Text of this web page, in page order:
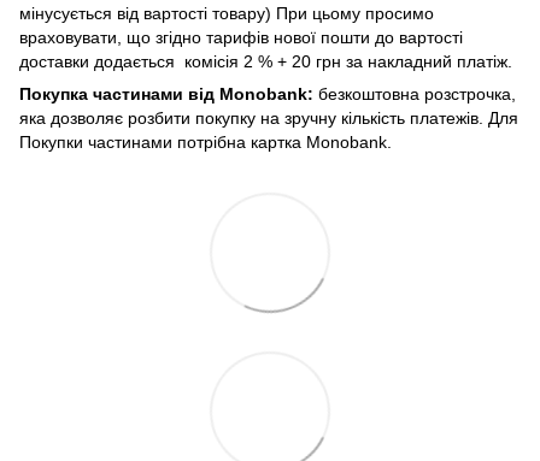
мінусується від вартості товару) При цьому просимо
враховувати, що згідно тарифів нової пошти до вартості
доставки додається комісія 2 % + 20 грн за накладний платіж.
Покупка частинами від Monobank: безкоштовна розстрочка,
яка дозволяє розбити покупку на зручну кількість платежів. Для
Покупки частинами потрібна картка Monobank.